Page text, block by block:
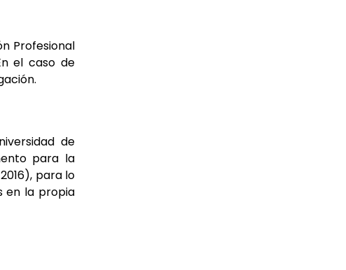
Profesional
el caso de
de
para la
para lo
en la propia